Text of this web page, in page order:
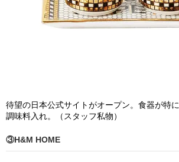
待望の日本公式サイトがオープン。食器が特
調味料入れ。（スタッフ私物）
③H&M HOME